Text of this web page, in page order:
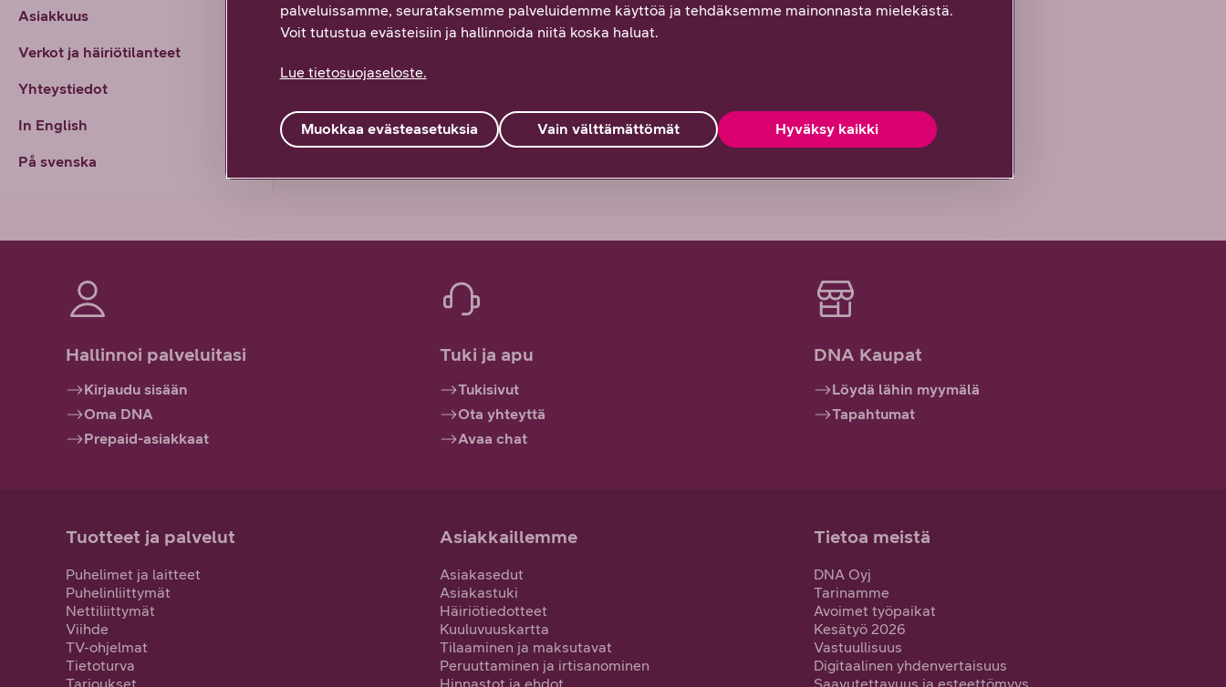
Asiakkuus
Verkot ja häiriötilanteet
Yhteystiedot
In English
På svenska
Hallinnoi palveluitasi
Kirjaudu sisään
Oma DNA
Prepaid-asiakkaat
Tuki ja apu
Tukisivut
Ota yhteyttä
Avaa chat
DNA Kaupat
Löydä lähin myymälä
Tapahtumat
Tuotteet ja palvelut
Puhelimet ja laitteet
Puhelinliittymät
Nettiliittymät
Viihde
TV-ohjelmat
Tietoturva
Asiakkaillemme
Asiakasedut
Asiakastuki
Häiriötiedotteet
Kuuluvuuskartta
Tilaaminen ja maksutavat
Peruuttaminen ja irtisanominen
Tietoa meistä
DNA Oyj
Tarinamme
Avoimet työpaikat
Kesätyö 2026
Vastuullisuus
Digitaalinen yhdenvertaisuus
palveluissamme, seurataksemme palveluidemme käyttöä ja tehdäksemme mainonnasta mielekästä.
Voit tutustua evästeisiin ja hallinnoida niitä koska haluat.
Lue tietosuojaseloste.
Vain välttämättömät Hyväksy kaikki
Muokkaa evästeasetuksia